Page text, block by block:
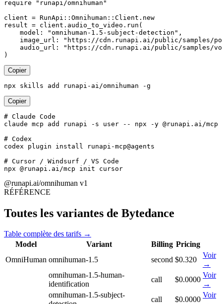
require "runapi/omnihuman"
client = RunApi::Omnihuman::Client.new
result = client.audio_to_video.run(
    model: "omnihuman-1.5-subject-detection",
image_url: "https://cdn.runapi.ai/public/samples/
audio_url: "https://cdn.runapi.ai/public/samples/
)
Copier
npx skills add runapi-ai/omnihuman -g
Copier
# Claude Code
claude mcp add runapi -s user -- npx -y @runapi.ai/mcp
# Codex
codex plugin install runapi-mcp@agents
# Cursor / Windsurf / VS Code
npx @runapi.ai/mcp init cursor
@runapi.ai/omnihuman v1
RÉFÉRENCE
Toutes les variantes de Bytedance
Table complète des tarifs →
Model
Variant Billing Pricing
OmniHuman omnihuman-1.5 second $0.320
Voir
→
omnihuman-1.5-human-
identification
call $0.0000
Voir
→
omnihuman-1.5-subject-
call $0.0000
Voir